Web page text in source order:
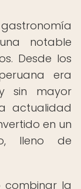
notable
Desde los
era
sin mayor
actualidad
en un
lleno de
combinar la